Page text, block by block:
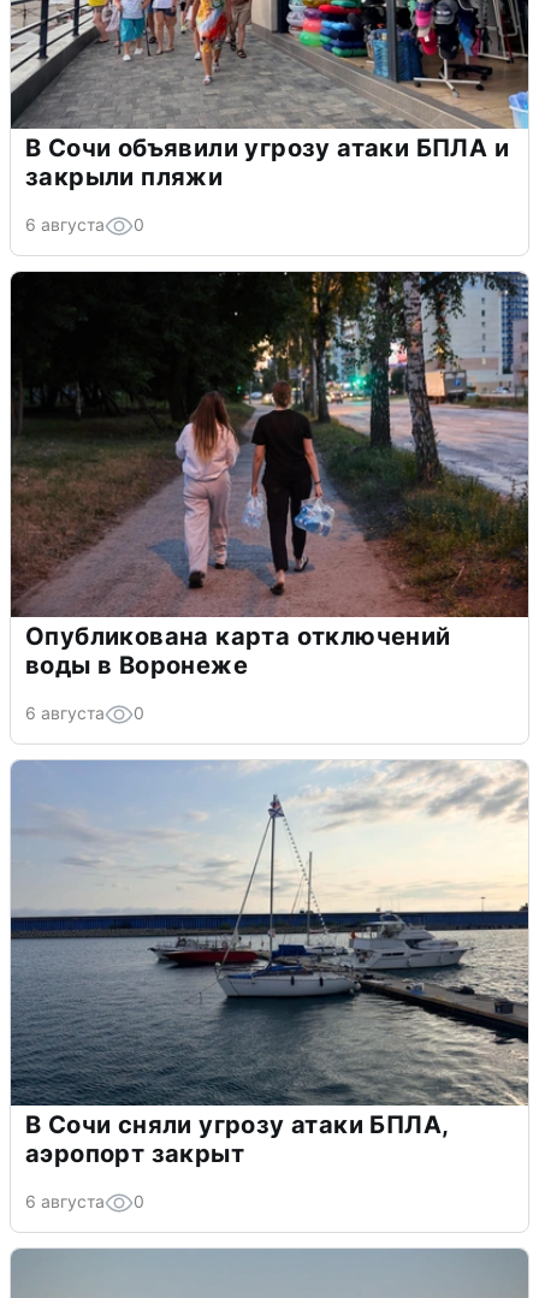
В Сочи объявили угрозу атаки БПЛА и
закрыли пляжи
6 августа 0
Опубликована карта отключений
воды в Воронеже
6 августа 0
В Сочи сняли угрозу атаки БПЛА,
аэропорт закрыт
6 августа 0